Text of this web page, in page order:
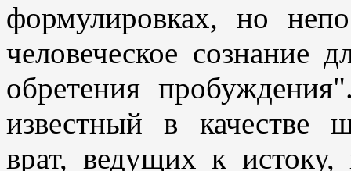
формулировках, но
человеческое сознание
обретения
известный в качестве
врат, ведущих к истоку,